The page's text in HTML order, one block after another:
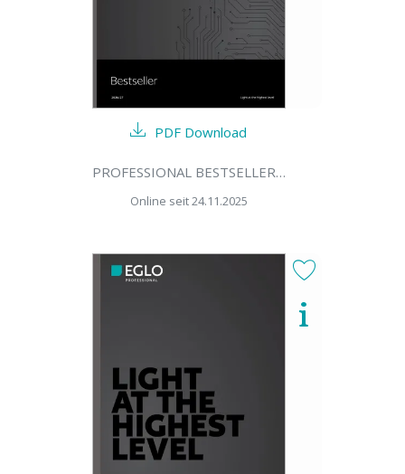
PDF Download
PROFESSIONAL BESTSELLER 2026/27
Online seit 24.11.2025